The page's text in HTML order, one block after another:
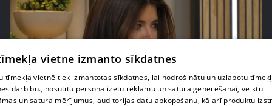
pirms 2 mēnešiem, 3 nedēļām 00:02:42
vietne izmanto sīkdatnes
tīmekļa vietnē tiek izmantotas sīkdatnes, lai nodrošinātu un uzlabotu
darbību., nosūtītu personalizētu reklāmu un satura ģenerēšanai, veiktu
un satura mērījumus, auditorijas datu apkopošanu, kā arī produktu